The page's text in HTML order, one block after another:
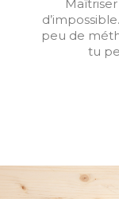
peu de
tu